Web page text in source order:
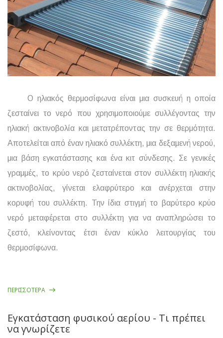
Ο ηλιακός θερμοσίφωνα είναι μια συσκευή η οποία
ζεσταίνει το νερό που χρησιμοποιούμε συλλέγοντας την
ηλιακή ακτινοβολία και μετατρέποντας την σε θερμότητα.
Αποτελείται από έναν ηλιακό συλλέκτη, μια δεξαμενή νερού,
μια βάση εγκατάστασης και ένα κιτ σύνδεσης. Σε γενικές
γραμμές, το κρύο νερό ζεσταίνεται στον συλλέκτη ηλιακής
ακτινοβολίας, γίνεται ελαφρύτερο και ανέρχεται στην
κορυφή του συλλέκτη. Την ίδια στιγμή το βαρύτερο κρύο
νερό μεταφέρεται στο συλλέκτη για να αναπληρώσει το
ζεστό, κλείνοντας έτσι έναν κύκλο λειτουργίας του
θερμοσίφωνα.
ΠΕΡΙΣΣΌΤΕΡΑ
Εγκατάσταση φυσικού αερίου - Τι πρέπει
να γνωρίζετε